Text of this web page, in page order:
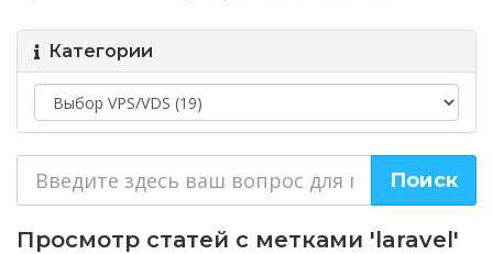
Категории
Просмотр статей с метками 'laravel'